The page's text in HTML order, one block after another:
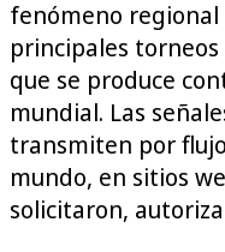
fenómeno
principales
que se produce
mundial. Las
transmiten por
mundo, en sitios
solicitaron,